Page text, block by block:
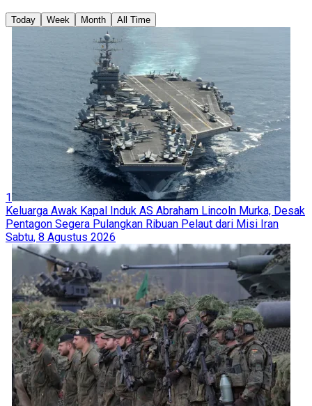
Today Week Month All Time
1
Keluarga Awak Kapal Induk AS Abraham Lincoln Murka, Desak
Pentagon Segera Pulangkan Ribuan Pelaut dari Misi Iran
Sabtu, 8 Agustus 2026